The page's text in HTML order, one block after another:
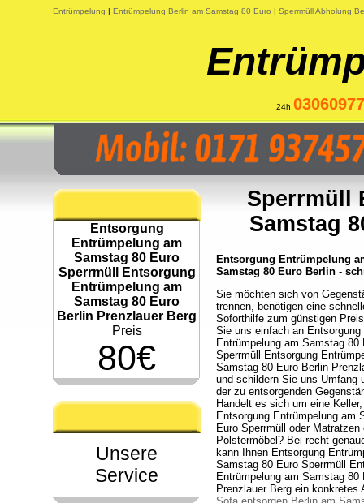
Entrümpelung | Entrümpelung Berlin am Samstag 80 Euro | Sperrmüll Abholung
24h
Entsorgung
Entrümpelung am
Samstag 80 Euro
Sperrmüll Entsorgung
Entrümpelung am
Samstag 80 Euro
Berlin Prenzlauer Berg
Preis
80€
Unsere
Service
Sperrmüll
Samstag
Entsorgung Entrümpelung
Samstag 80 Euro Berlin -
Sie möchten sich von
trennen, benötigen eine
Soforthilfe zum günstigen
Sie uns einfach an Entsorgung
Entrümpelung am Samstag 80
Sperrmüll Entsorgung
Samstag 80 Euro Berlin
und schildern Sie uns Umfang
der zu entsorgenden
Handelt es sich um eine
Entsorgung Entrümpelung am
Euro Sperrmüll oder Matratzen
Polstermöbel? Bei recht
kann Ihnen Entsorgung
Samstag 80 Euro Sperrmüll
Entrümpelung am Samstag 80
Prenzlauer Berg ein konkretes